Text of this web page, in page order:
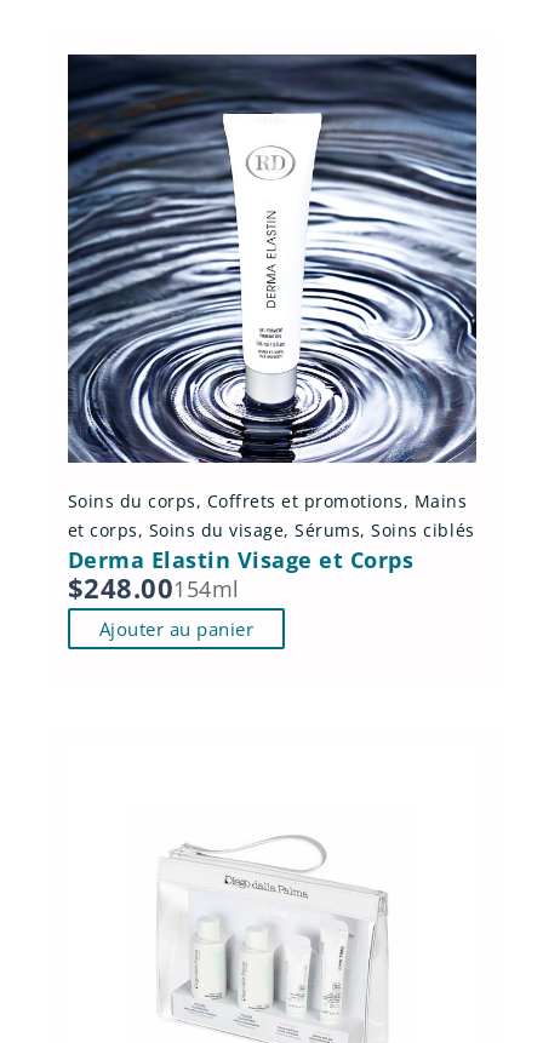
Soins du corps, Coffrets et promotions, Mains
et corps, Soins du visage,Sérums,Soins ciblés
Derma Elastin Visage et Corps
$248.00154ml
Ajouter au panier